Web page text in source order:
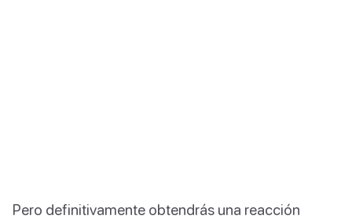
Pero definitivamente obtendrás una reacción